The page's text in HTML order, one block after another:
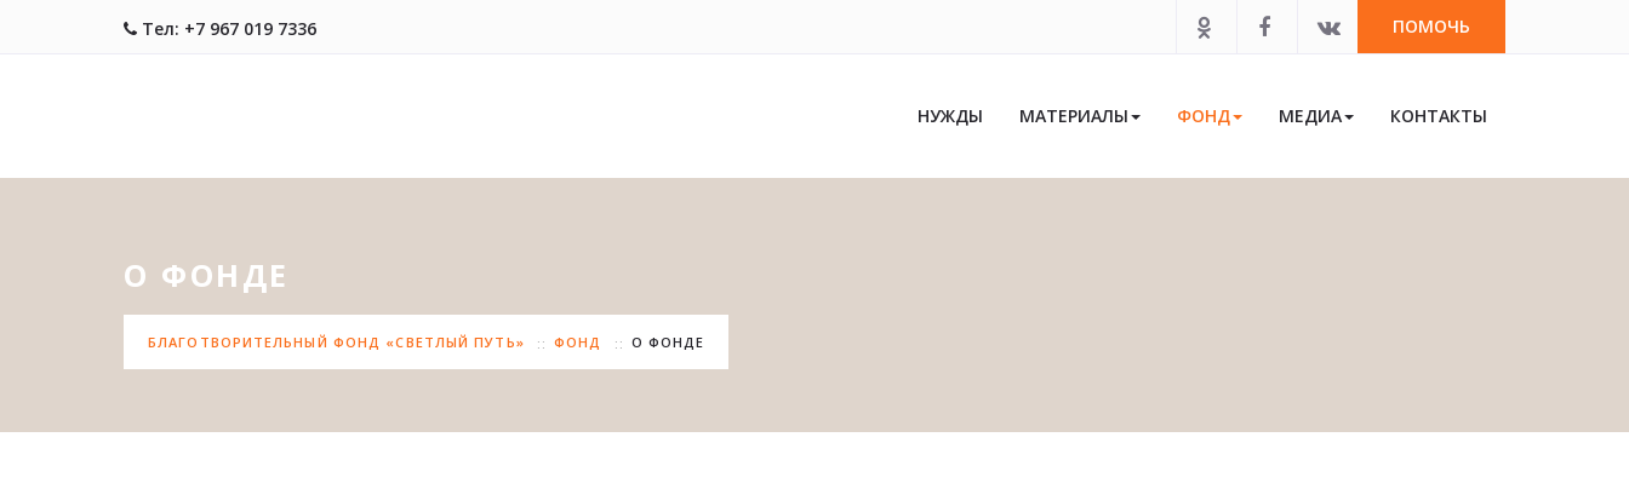
Тел: +7 967 019 7336 ПОМОЧЬ
НУЖДЫ МАТЕРИАЛЫ ФОНД МЕДИА КОНТАКТЫ
О ФОНДЕ
БЛАГОТВОРИТЕЛЬНЫЙ ФОНД «СВЕТЛЫЙ ПУТЬ» ФОНД О ФОНДЕ